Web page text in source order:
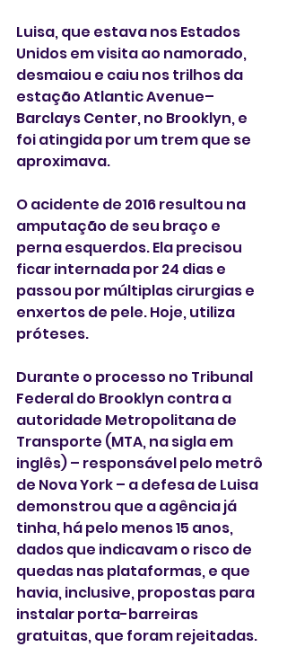
Luisa, que estava nos Estados
Unidos em visita ao namorado,
desmaiou e caiu nos trilhos da
estação Atlantic Avenue–
Barclays Center, no Brooklyn, e
foi atingida por um trem que se
aproximava.
O acidente de 2016 resultou na
amputação de seu braço e
perna esquerdos. Ela precisou
ficar internada por 24 dias e
passou por múltiplas cirurgias e
enxertos de pele. Hoje, utiliza
próteses.
Durante o processo no Tribunal
Federal do Brooklyn contra a
autoridade Metropolitana de
Transporte (MTA, na sigla em
inglês) – responsável pelo metrô
de Nova York – a defesa de Luisa
demonstrou que a agência já
tinha, há pelo menos 15 anos,
dados que indicavam o risco de
quedas nas plataformas, e que
havia, inclusive, propostas para
instalar porta-barreiras
gratuitas, que foram rejeitadas.